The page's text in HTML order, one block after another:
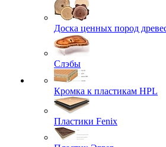
Доска ценных пород
Слэбы
Кромка к пластикам HPL
Пластики Fenix